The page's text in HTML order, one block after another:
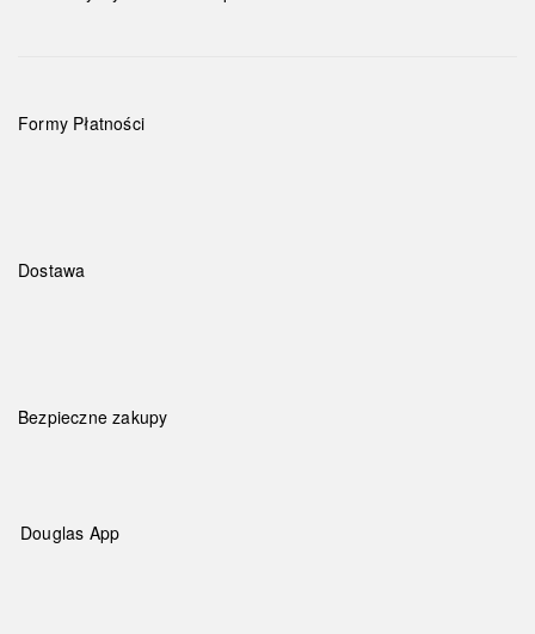
Formy Płatności
Dostawa
Bezpieczne zakupy
Douglas App